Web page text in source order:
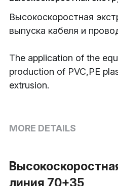
Buncher
Strander Auxiliaries
Высокоскоростная
выпуска кабеля и
The application of the
production of PVC,PE
extrusion.
MORE DETAILS
линия 70+35